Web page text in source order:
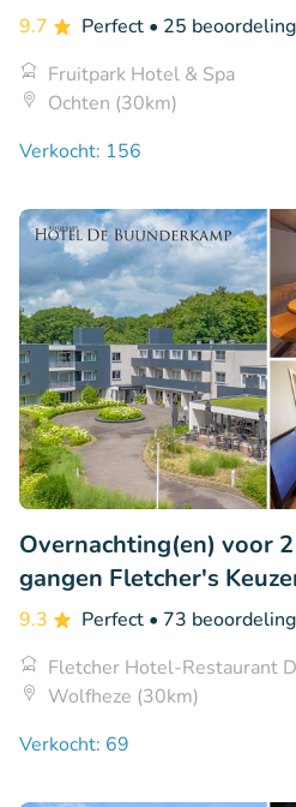
9.7 Perfect • 25
Fruitpark Hotel & Spa
Ochten (30km)
Verkocht: 156
Overnachting(en) voor
gangen Fletcher's
9.3 Perfect • 73
Fletcher Hotel-Restaurant
Wolfheze (30km)
Verkocht: 69